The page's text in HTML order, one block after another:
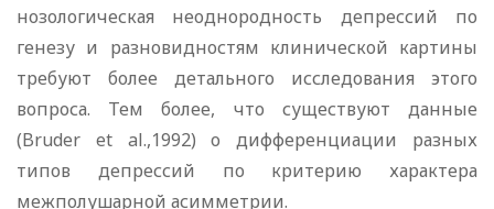
нозологическая неоднородность депрессий по
генезу и разновидностям клинической картины
требуют более детального исследования этого
вопроса. Тем более, что существуют данные
(Bruder et al.,1992) о дифференциации разных
типов депрессий по критерию характера
межполушарной асимметрии.